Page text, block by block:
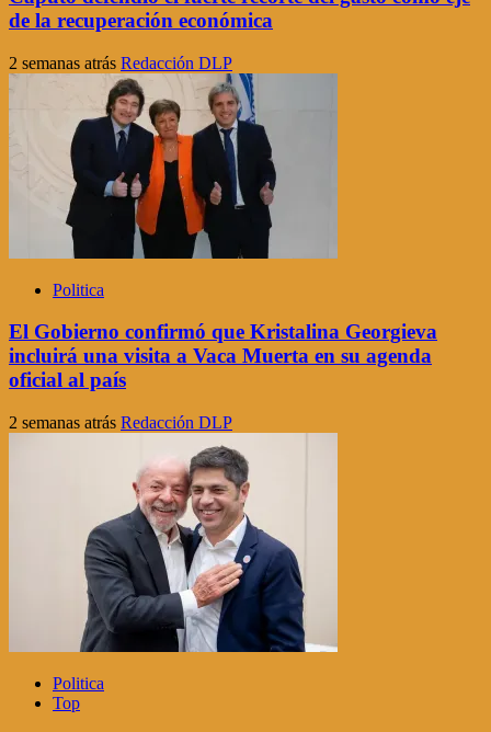
de la recuperación económica
2 semanas atrás Redacción DLP
Politica
El Gobierno confirmó que Kristalina Georgieva
incluirá una visita a Vaca Muerta en su agenda
oficial al país
2 semanas atrás Redacción DLP
Politica
Top